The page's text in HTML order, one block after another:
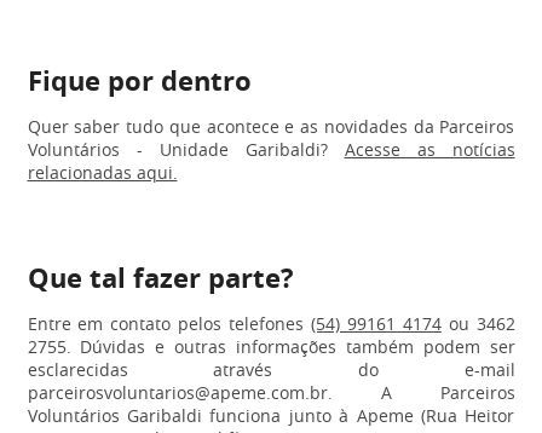
Fique por dentro
Quer saber tudo que acontece e as novidades da Parceiros
Voluntários - Unidade Garibaldi? Acesse as notícias
relacionadas aqui.
Que tal fazer parte?
Entre em contato pelos telefones (54) 99161 4174ou 3462
2755. Dúvidas e outras informações também podem ser
esclarecidas através do e-mail
parceirosvoluntarios@apeme.com.br. A Parceiros
Voluntários Garibaldi funciona junto à Apeme (Rua Heitor